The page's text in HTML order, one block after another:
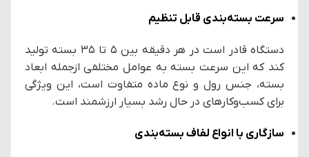
سرعت بسته‌بندی قابل تنظیم
دستگاه قادر است در هر دقیقه بین ۵ تا ۳۵ بسته تولید
کند که این سرعت بسته به عوامل مختلفی ازجمله ابعاد
بسته، جنس رول و نوع ماده متفاوت است، این ویژگی
برای کسب‌وکارهای در حال رشد بسیار ارزشمند است.
سازگاری با انواع لفاف بسته‌بندی